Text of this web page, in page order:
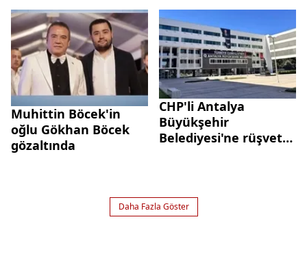
ve Fazlı Ateş
tutuklandı
Muhittin Böcek'in
oğlu Gökhan Böcek
gözaltında
CHP'li Antalya
Büyükşehir
Belediyesi'ne rüşvet
Daha Fazla Göster